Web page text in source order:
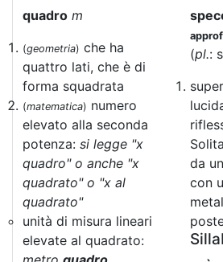
quadro m
(geometria) che ha
quattro lati, che è di
forma squadrata
(matematica) numero
elevato alla seconda
potenza: si legge "x
quadro" o anche "x
quadrato" o "x al
quadrato"
unità di misura lineari
elevate al quadrato:
(pl.:
da
con